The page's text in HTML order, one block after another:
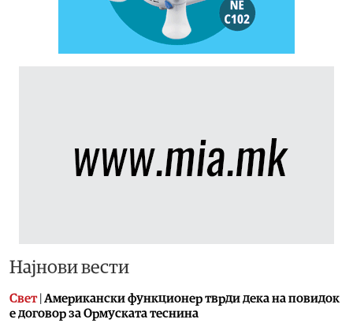
Најнови вести
Свет| Американски функционер тврди дека на повидок
е договор за Ормуската теснина